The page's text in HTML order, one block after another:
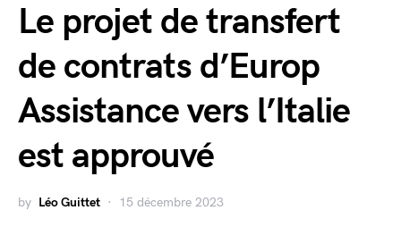
Le projet de transfert
de contrats d’Europ
Assistance vers l’Italie
est approuvé
by Léo Guittet 15 décembre 2023